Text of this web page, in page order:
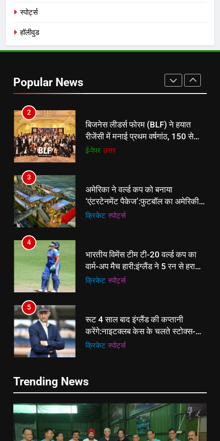
‎स्पोर्ट्स
हॉलीवुड
Popular News
1
चार्टर्ड अकाउंटेंट्स के बीच रोमांचक
2
बिजनेस लीडर्स फोरम (BLF) ने हयात
रीजेंसी में मनाई प्रथम वर्षगांठ, 150 से
अधिक उद्योगपति एवं पेशेवर हुए शामिल
ई-पेपर उत्तर
3
अमेरिका ने वर्ल्ड कप को बनाया
‘एंटरटेनमेंट पैकेज’:फुटबॉल का अमेरिकी
मेकओवर, कई मेगा कॉन्सर्ट; मशहूर हस्तियों
क्रिकेट ‎स्पोर्ट्स
4
भारतीय विमेंस टीम टी-20 वर्ल्ड कप का
वार्म-अप मैच हारी:इंग्लैंड ने 5 रन से हराया;
ऋचा घोष की फिफ्टी बेकार
क्रिकेट ‎स्पोर्ट्स
5
रूट 4 साल बाद इंग्लैंड की कप्तानी
करेंगे:नाइटक्लब केस के चलते स्टोक्स-
एटकिंसन दूसरे टेस्ट से बाहर; आर्चर की
क्रिकेट ‎स्पोर्ट्स
अररिया में ‘जीरो ऑफिस डे’ अभियान
शुरू:उप विकास आयुक्त ने ग्रामीणों से जॉब
कार्ड बनाने की अपील, कल भी आयोजन
पूर्व राज्य
7
Trending News
5
रूट 4 साल बाद इंग्लैंड की कप्तानी
करेंगे:नाइटक्लब केस के चलते स्टोक्स-
एटकिंसन दूसरे टेस्ट से बाहर; आर्चर की
वापसी
क्रिकेट ‎स्पोर्ट्स